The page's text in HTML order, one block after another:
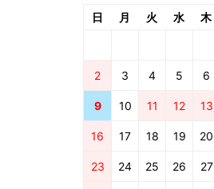
日 月 火 水 木
2 3 4 5 6
9 10 11 12 13
16 17 18 19 20
23 24 25 26 27